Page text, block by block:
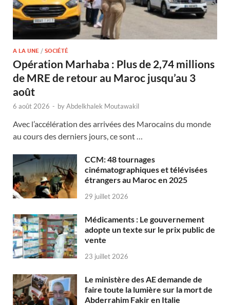
A LA UNE / SOCIÉTÉ
Opération Marhaba : Plus de 2,74 millions
de MRE de retour au Maroc jusqu’au 3
août
6 août 2026 - byAbdelkhalek Moutawakil
Avec l’accélération des arrivées des Marocains du monde
au cours des derniers jours, ce sont …
CCM: 48 tournages
cinématographiques et télévisées
étrangers au Maroc en 2025
29 juillet 2026
Médicaments : Le gouvernement
adopte un texte sur le prix public de
vente
23 juillet 2026
Le ministère des AE demande de
faire toute la lumière sur la mort de
Abderrahim Fakir en Italie